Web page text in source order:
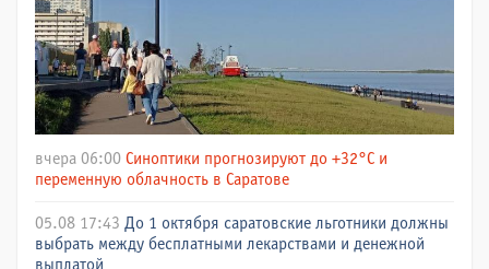
вчера 06:00 Синоптики прогнозируют до +32°C и
переменную облачность в Саратове
05.08 17:43 До 1 октября саратовские льготники должны
выбрать между бесплатными лекарствами и денежной
выплатой